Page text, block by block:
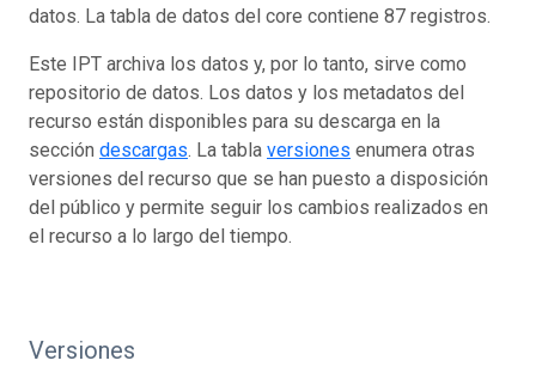
datos. La tabla de datos del core contiene 87 registros.
Este IPT archiva los datos y, por lo tanto, sirve como
repositorio de datos. Los datos y los metadatos del
recurso están disponibles para su descarga en la
sección descargas. La tabla versiones enumera otras
versiones del recurso que se han puesto a disposición
del público y permite seguir los cambios realizados en
el recurso a lo largo del tiempo.
Versiones